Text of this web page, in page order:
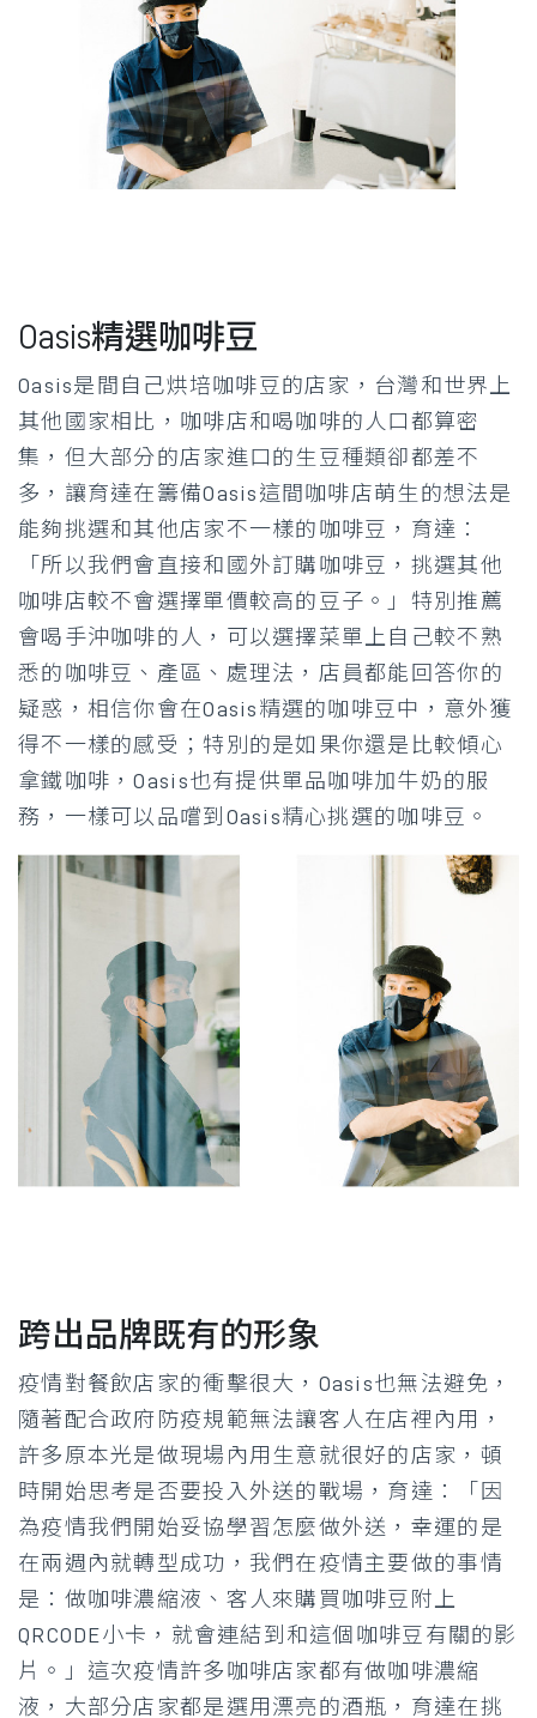
Oasis精選咖啡豆
Oasis是間自己烘培咖啡豆的店家，台灣和世界上
其他國家相比，咖啡店和喝咖啡的人口都算密
集，但大部分的店家進口的生豆種類卻都差不
多，讓育達在籌備Oasis這間咖啡店萌生的想法是
能夠挑選和其他店家不一樣的咖啡豆，育達：
「所以我們會直接和國外訂購咖啡豆，挑選其他
咖啡店較不會選擇單價較高的豆子。」特別推薦
會喝手沖咖啡的人，可以選擇菜單上自己較不熟
悉的咖啡豆、產區、處理法，店員都能回答你的
疑惑，相信你會在Oasis精選的咖啡豆中，意外獲
得不一樣的感受；特別的是如果你還是比較傾心
拿鐵咖啡，Oasis也有提供單品咖啡加牛奶的服
務，一樣可以品嚐到Oasis精心挑選的咖啡豆。
跨出品牌既有的形象
疫情對餐飲店家的衝擊很大，Oasis也無法避免，
隨著配合政府防疫規範無法讓客人在店裡內用，
許多原本光是做現場內用生意就很好的店家，頓
時開始思考是否要投入外送的戰場，育達：「因
為疫情我們開始妥協學習怎麼做外送，幸運的是
在兩週內就轉型成功，我們在疫情主要做的事情
是：做咖啡濃縮液、客人來購買咖啡豆附上
QRCODE小卡，就會連結到和這個咖啡豆有關的影
片。」這次疫情許多咖啡店家都有做咖啡濃縮
液，大部分店家都是選用漂亮的酒瓶，育達在挑